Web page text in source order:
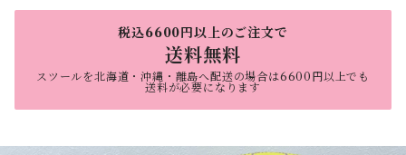
税込6600円以上のご注文で
送料無料
スツールを北海道・沖縄・離島へ配送の場合は6600円以上でも
送料が必要になります